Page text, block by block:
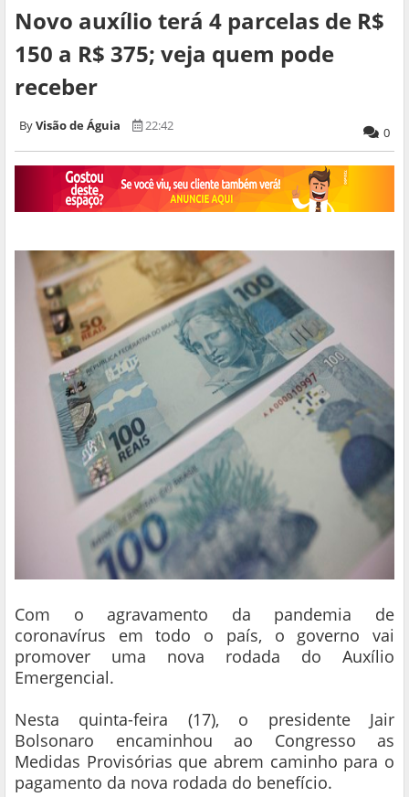
Novo auxílio terá 4 parcelas de R$
150 a R$ 375; veja quem pode
receber
Visão de Águia 22:42 0
Com o agravamento da pandemia de
coronavírus em todo o país, o governo vai
promover uma nova rodada do Auxílio
Emergencial.
Nesta quinta-feira (17), o presidente Jair
Bolsonaro encaminhou ao Congresso as
Medidas Provisórias que abrem caminho para o
pagamento da nova rodada do benefício.